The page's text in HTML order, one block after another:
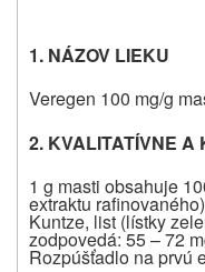
1. NÁZOV LIEKU
Veregen 100 mg/g
2. KVALITATÍVNE A
1 g masti obsahuje
extraktu
Kuntze, list (lístky
zodpovedá: 55 – 72
Rozpúšťadlo na prvú